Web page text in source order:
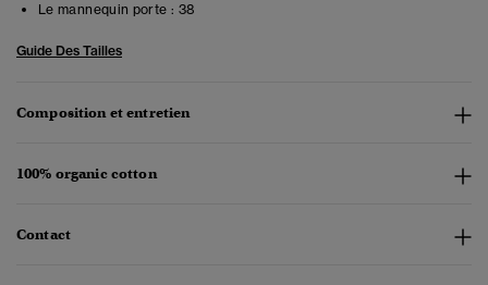
Le mannequin porte : 38
Guide Des Tailles
Composition et entretien
100% organic cotton
Contact